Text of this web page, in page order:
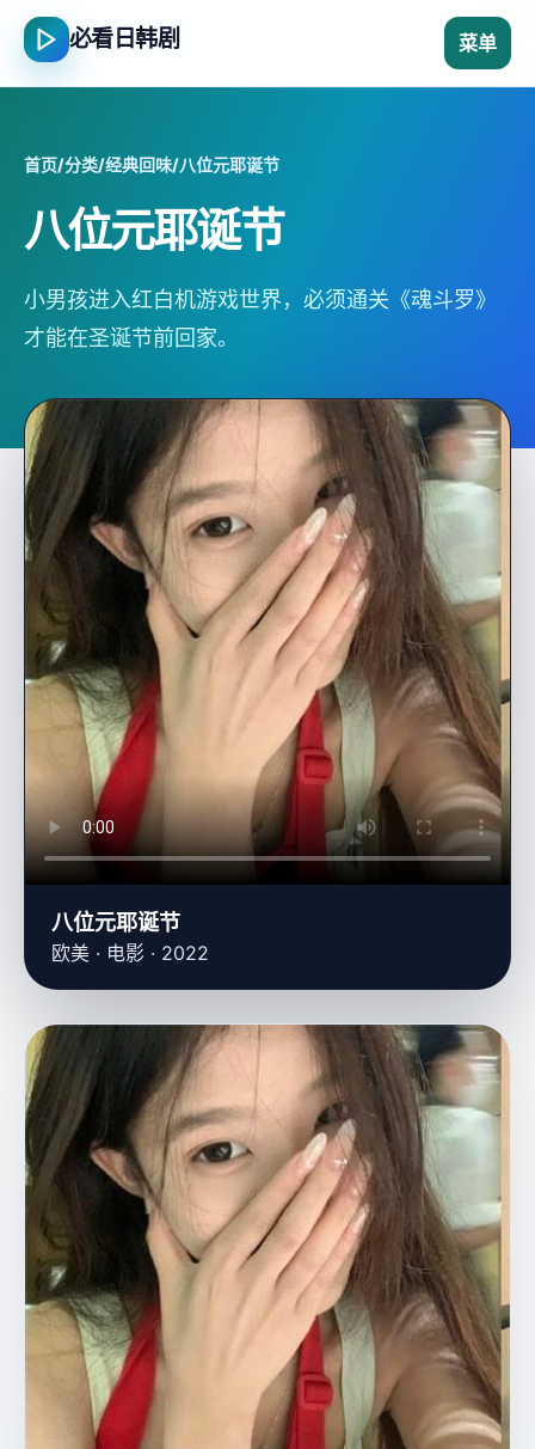
必看日韩剧 菜单
首页/分类/经典回味/八位元耶诞节
八位元耶诞节
小男孩进入红白机游戏世界，必须通关《魂斗罗》
才能在圣诞节前回家。
八位元耶诞节
欧美 · 电影 · 2022